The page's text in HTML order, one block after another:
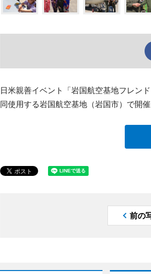
日米親善イベント「岩国航空基地フレン
同使用する岩国航空基地（岩国市）で開
前の